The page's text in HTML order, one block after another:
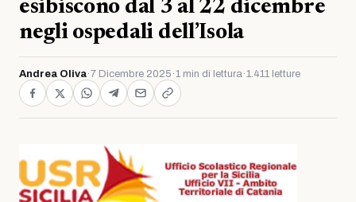
esibiscono dal 3 al 22 dicembre
negli ospedali dell’Isola
Andrea Oliva·7 Dicembre 2025 ·1 min di lettura·1.411 letture